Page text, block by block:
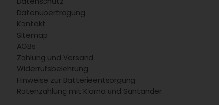
Datenübertragung
Kontakt
Sitemap
AGBs
Zahlung und Versand
Widerrufsbelehrung
Hinweise zur Batterieentsorgung
Ratenzahlung mit Klarna und Santander